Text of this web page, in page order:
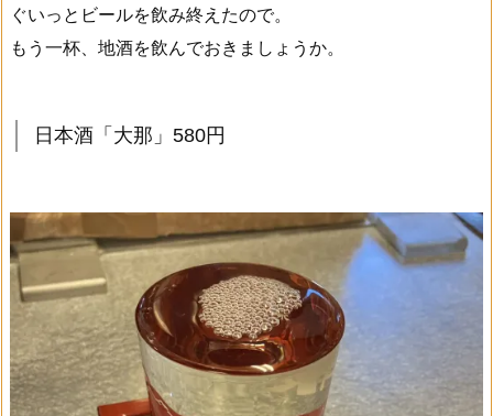
ぐいっとビールを飲み終えたので。
もう一杯、地酒を飲んでおきましょうか。
日本酒「大那」580円